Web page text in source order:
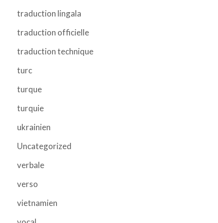
traduction lingala
traduction officielle
traduction technique
turc
turque
turquie
ukrainien
Uncategorized
verbale
verso
vietnamien